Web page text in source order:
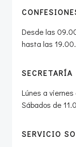
Desde las
hasta las 19.00.
SECRETARÍA
Lúnes a
Sábados de
SERVICIO